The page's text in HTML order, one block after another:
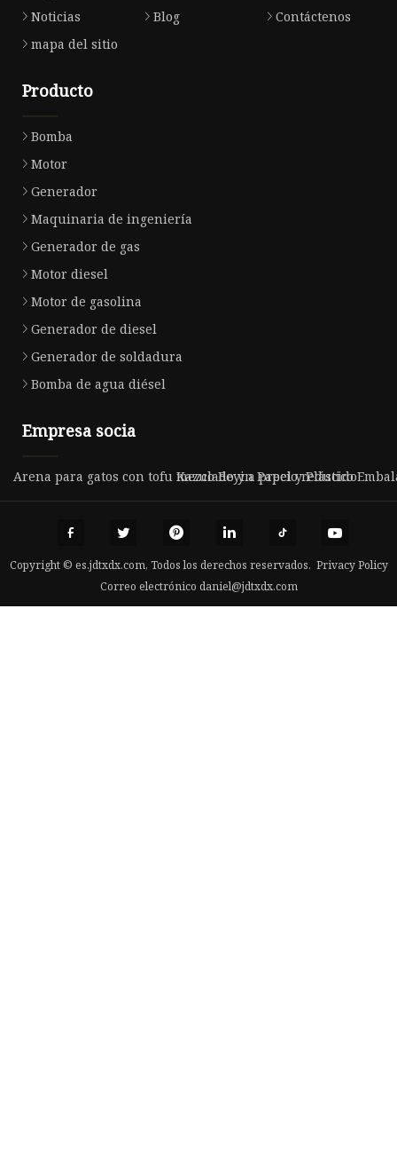
Noticias
Blog
Contáctenos
mapa del sitio
Producto
Bomba
Motor
Generador
Maquinaria de ingeniería
Generador de gas
Motor diesel
Motor de gasolina
Generador de diesel
Generador de soldadura
Bomba de agua diésel
Empresa socia
Arena para gatos con tofu mezclado y a precio reducido
Kazuo Beyin Papel y Plástico
Copyright © es.jdtxdx.com, Todos los derechos reservados. Privacy Policy
Correo electrónico daniel@jdtxdx.com